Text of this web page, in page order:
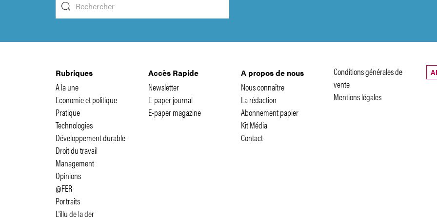
Rubriques
A la une
Economie et politique
Pratique
Technologies
Développement durable
Droit du travail
Management
Opinions
@FER
Portraits
L'illu de la der
Accès Rapide
Newsletter
E-paper journal
E-paper magazine
A propos de nous
Nous connaître
La rédaction
Abonnement papier
Kit Média
Contact
Conditions générales de
vente
Mentions légales